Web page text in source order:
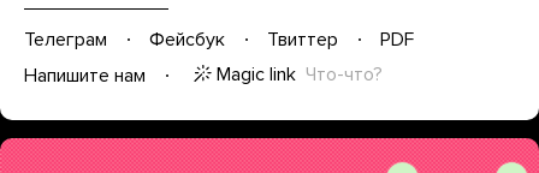
Телеграм Фейсбук Твиттер
PDF
Напишите нам
Magic link Что-что?